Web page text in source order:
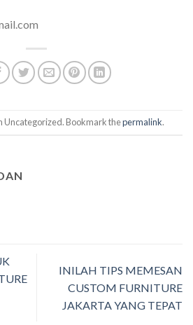
Uncategorized. Bookmark thepermalink.
INILAH TIPS MEMESAN
CUSTOM FURNITURE
JAKARTA YANG TEPAT